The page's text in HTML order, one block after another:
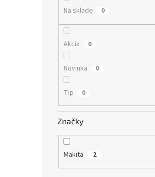
Na sklade 0
Akcia 0
Novinka 0
Tip 0
Značky
Makita 2